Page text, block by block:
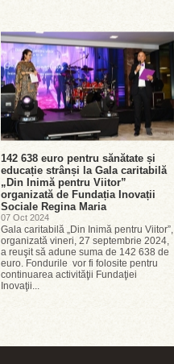
142 638 euro pentru sănătate și
educație strânși la Gala caritabilă
„Din Inimă pentru Viitor”
organizată de Fundația Inovații
Sociale Regina Maria
07 Oct 2024
Gala caritabilă „Din Inimă pentru Viitor”,
organizată vineri, 27 septembrie 2024,
a reuşit să adune suma de 142 638 de
euro. Fondurile vor fi folosite pentru
continuarea activităţii Fundaţiei
Inovaţii...